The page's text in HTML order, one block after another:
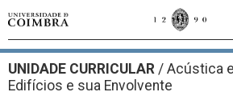
UNIDADE CURRICULAR / Acústica
Edifícios e sua Envolvente